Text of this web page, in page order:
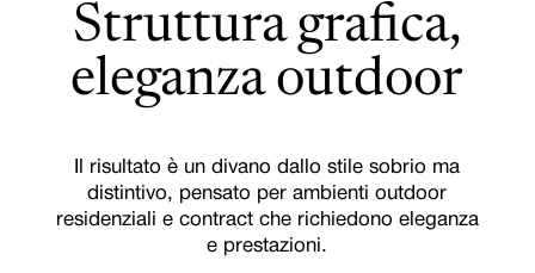
Struttura grafica,
eleganza outdoor
Il risultato è un divano dallo stile sobrio ma
distintivo, pensato per ambienti outdoor
residenziali e contract che richiedono eleganza
e prestazioni.